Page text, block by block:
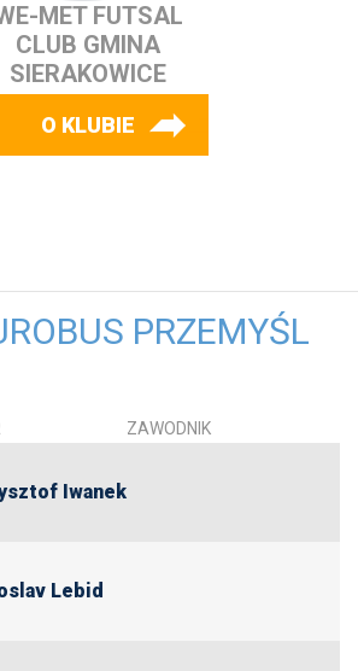
MET FUTSAL
CLUB GMINA
SIERAKOWICE
O KLUBIE
PRZEMYŚL
ZAWODNIK
Iwanek
Lebid